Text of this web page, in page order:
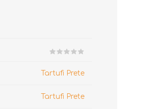
Tartufi Prete
Tartufi Prete